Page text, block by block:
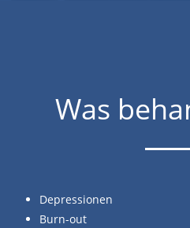
Was
Depressionen
Burn-out